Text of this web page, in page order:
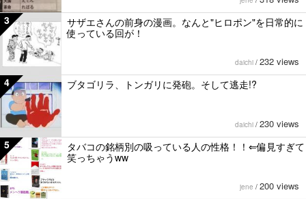
3
サザエさんの前身の漫画。なんと"ヒロポン"を日常的に
使っている回が！
daichi / 232 views
4 ブタゴリラ、トンガリに発砲。そして逃走!?
daichi / 230 views
5
タバコの銘柄別の吸っている人の性格！！⇐偏見すぎて
笑っちゃうww
jene / 200 views